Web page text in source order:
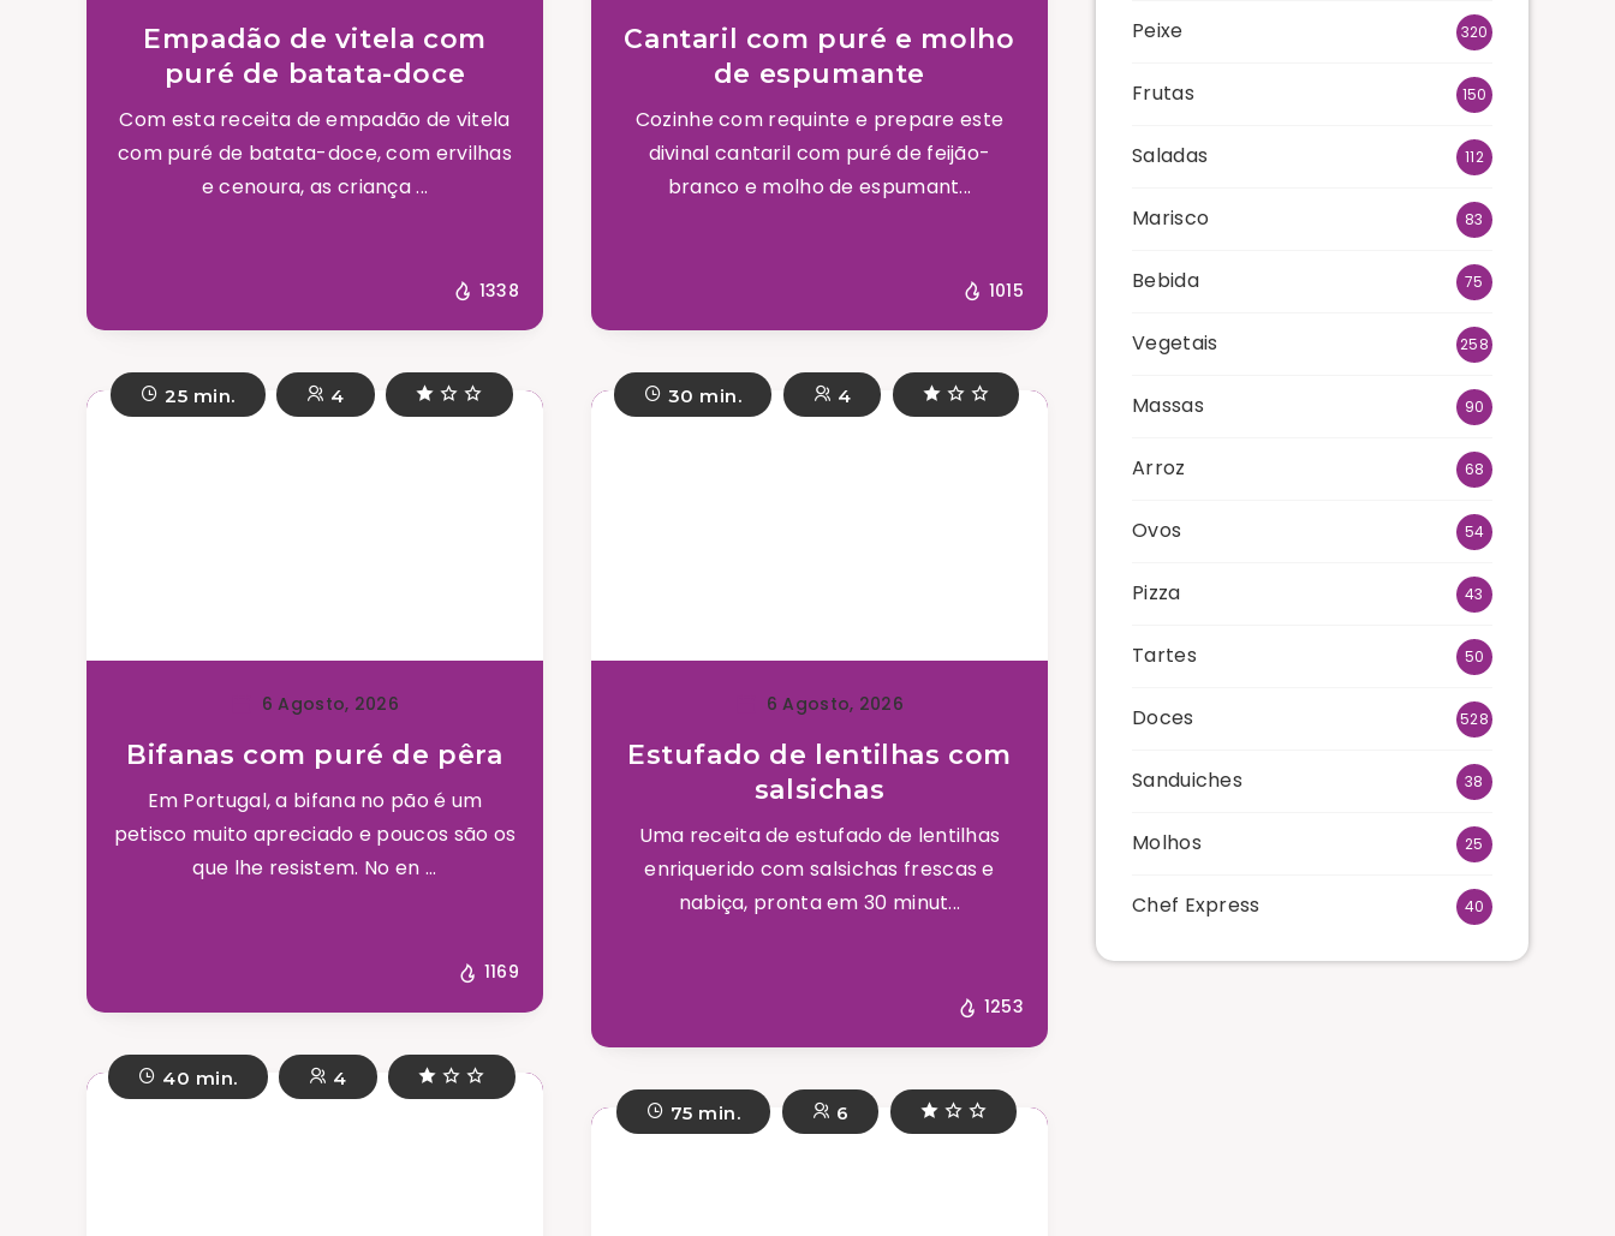
Empadão de vitela com
puré de batata-doce
Com esta receita de empadão de vitela
com puré de batata-doce, com ervilhas
e cenoura, as criança ...
1338
Cantaril com puré e molho
de espumante
Cozinhe com requinte e prepare este
divinal cantaril com puré de feijão-
branco e molho de espumant...
1015
25 min. 4
6 Agosto, 2026
Bifanas com puré de pêra
Em Portugal, a bifana no pão é um
petisco muito apreciado e poucos são os
que lhe resistem. No en ...
1169
30 min. 4
6 Agosto, 2026
Estufado de lentilhas com
salsichas
Uma receita de estufado de lentilhas
enriquerido com salsichas frescas e
nabiça, pronta em 30 minut...
1253
40 min. 4
75 min. 6
Peixe 320
Frutas 150
Saladas 112
Marisco 83
Bebida 75
Vegetais 258
Massas 90
Arroz 68
Ovos 54
Pizza 43
Tartes 50
Doces 528
Sanduiches 38
Molhos 25
Chef Express 40